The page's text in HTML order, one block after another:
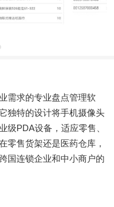
需求的专业盘点管理软
独特的设计将手机摄像头
级PDA设备，适应零售、
零售货架还是医药仓库，
国连锁企业和中小商户的